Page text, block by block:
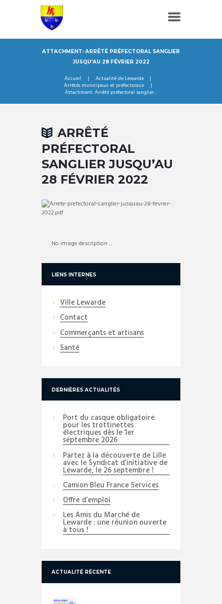
ATTACHMENT: ARRÊTÉ PRÉFECTORAL SANGLIER
JUSQU’AU 28 FÉVRIER 2022
Accueil
Actualité de Lewarde
Arrêtés municipaux et préfectoraux
Attachment: Arrêté préfectoral sanglier...
ARRÊTÉ
PRÉFECTORAL
SANGLIER JUSQU’AU
28 FÉVRIER 2022
No image description ...
LIENS INTERNES
Ville Lewarde
Contact
Commerçants et artisans
Santé
DERNIÈRES ACTUALITÉS
Port du casque obligatoire
pour les trottinettes
électriques dès le 1er
septembre 2026
Partez à la découverte de Lille
avec le Syndicat d’initiative de
Lewarde, le 26 septembre !
Camion Bleu France Services
Offre d’emploi
Les Amis du Marché de
Lewarde : une réunion ouverte
à tous !
ACTUALITÉ RÉCENTE